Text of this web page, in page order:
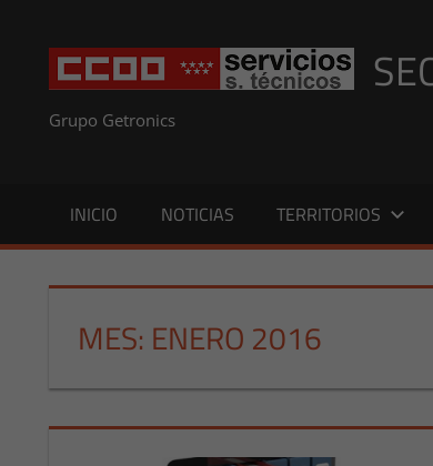
contenido
Grupo Getronics
INICIO NOTICIAS TERRITORIOS
MES: ENERO 2016